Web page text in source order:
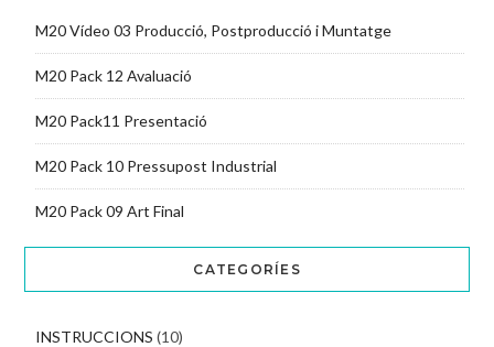
M20 Vídeo 03 Producció, Postproducció i Muntatge
M20 Pack 12 Avaluació
M20 Pack11 Presentació
M20 Pack 10 Pressupost Industrial
M20 Pack 09 Art Final
CATEGORÍES
INSTRUCCIONS (10)